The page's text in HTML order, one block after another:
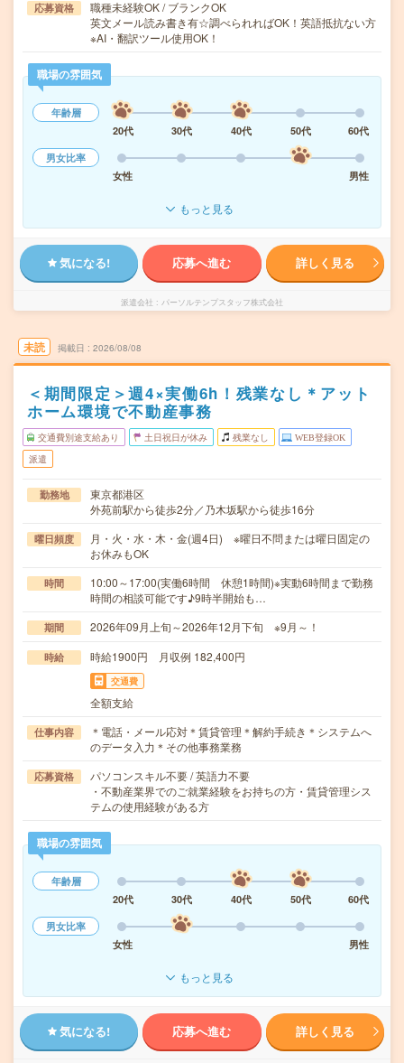
応募資格
職種未経験OK / ブランクOK
英文メール読み書き有☆調べられればOK！英語抵抗ない方
※AI・翻訳ツール使用OK！
職場の雰囲気
年齢層
20代
30代 40代 50代
60代
男女比率
女性
男性
もっと見る
気になる! 応募へ進む 詳しく見る
派遣会社 パーソルテンプスタッフ株式会社
未読 掲載日 2026/08/08
＜期間限定＞週4×実働6h！残業なし＊アット
ホーム環境で不動産事務
交通費別途支給あり 土日祝日が休み 残業なし WEB登録OK
派遣
勤務地
東京都港区
外苑前駅から徒歩2分／乃木坂駅から徒歩16分
曜日頻度
月・火・水・木・金(週4日) ※曜日不問または曜日固定の
お休みもOK
時間
10:00～17:00(実働6時間 休憩1時間)※実動6時間まで勤務
時間の相談可能です♪9時半開始も…
期間 2026年09月上旬～2026年12月下旬 ※9月～！
時給 時給1900円 月収例 182,400円
交通費
全額支給
仕事内容
＊電話・メール応対＊賃貸管理＊解約手続き＊システムへ
のデータ入力＊その他事務業務
応募資格
パソコンスキル不要 / 英語力不要
・不動産業界でのご就業経験をお持ちの方・賃貸管理シス
テムの使用経験がある方
職場の雰囲気
年齢層
20代
30代 40代 50代
60代
男女比率
女性
男性
もっと見る
気になる! 応募へ進む 詳しく見る